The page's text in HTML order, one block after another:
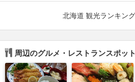
北海道 観光ランキン
周辺のグルメ・レストランスポット